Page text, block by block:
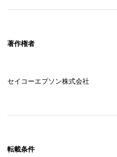
著作権者
セイコーエプソン株式会社
転載条件